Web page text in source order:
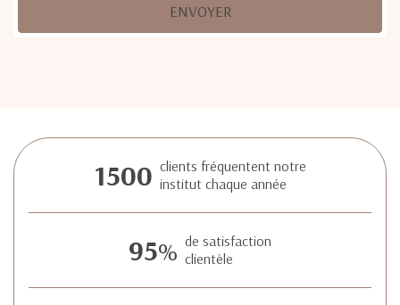
ENVOYER
1500 clients fréquentent notre
institut chaque année
95% de satisfaction
clientèle